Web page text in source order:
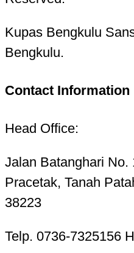
Kupas Bengkulu
Bengkulu.
Contact Information
Head Office:
Jalan Batanghari No.
Pracetak, Tanah
38223
Telp. 0736-7325156